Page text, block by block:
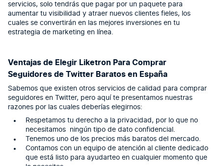
servicios, solo tendrás que pagar por un paquete para
aumentar tu visibilidad y atraer nuevos clientes fieles, los
cuales se convertirán en las mejores inversiones en tu
estrategia de marketing en línea.
Ventajas de Elegir Liketron Para Comprar
Seguidores de Twitter Baratos en España
Sabemos que existen otros servicios de calidad para comprar
seguidores en Twitter, pero aquí te presentamos nuestras
razones por las cuales deberías elegirnos:
Respetamos tu derecho a la privacidad, por lo que no
necesitamos ningún tipo de dato confidencial.
Tenemos uno de los precios más baratos del mercado.
Contamos con un equipo de atención al cliente dedicado
que está listo para ayudarteo en cualquier momento que